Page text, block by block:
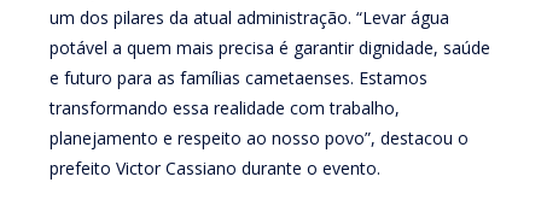
um dos pilares da atual administração. “Levar água
potável a quem mais precisa é garantir dignidade, saúde
e futuro para as famílias cametaenses. Estamos
transformando essa realidade com trabalho,
planejamento e respeito ao nosso povo”, destacou o
prefeito Victor Cassiano durante o evento.